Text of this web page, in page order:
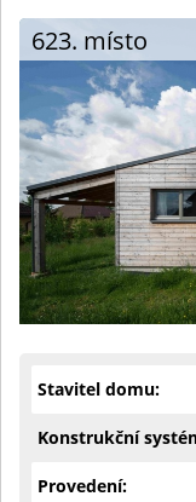
623. místo
Stavitel domu:
Konstrukční
Provedení: